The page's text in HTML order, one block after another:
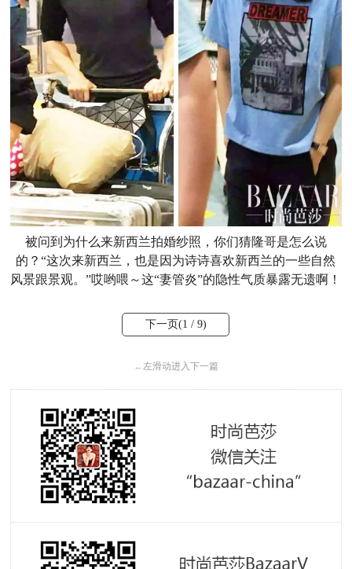
被问到为什么来新西兰拍婚纱照，你们猜隆哥是怎么说
的？“这次来新西兰，也是因为诗诗喜欢新西兰的一些自然
风景跟景观。”哎哟喂～这“妻管炎”的隐性气质暴露无遗啊！
下一页(1 / 9)
←左滑动进入下一篇